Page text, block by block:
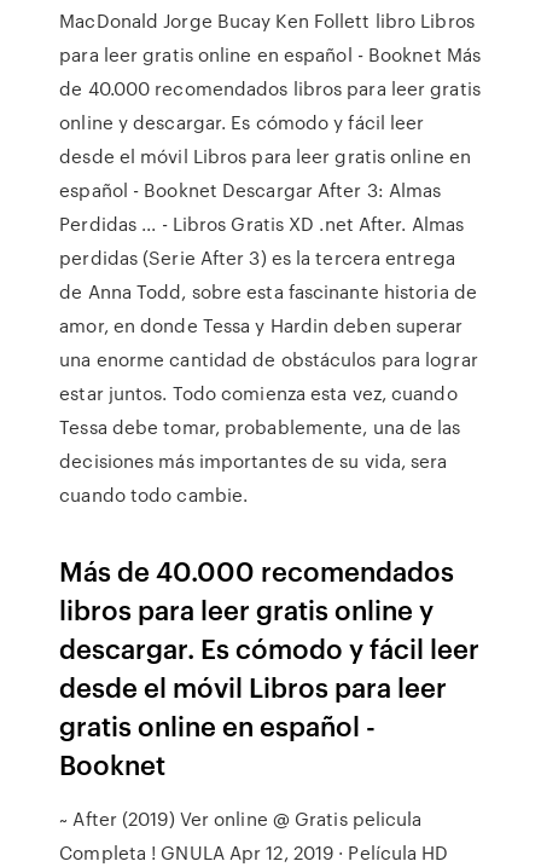
MacDonald Jorge Bucay Ken Follett libro Libros
para leer gratis online en español - Booknet Más
de 40.000 recomendados libros para leer gratis
online y descargar. Es cómodo y fácil leer
desde el móvil Libros para leer gratis online en
español - Booknet Descargar After 3: Almas
Perdidas ... - Libros Gratis XD .net After. Almas
perdidas (Serie After 3) es la tercera entrega
de Anna Todd, sobre esta fascinante historia de
amor, en donde Tessa y Hardin deben superar
una enorme cantidad de obstáculos para lograr
estar juntos. Todo comienza esta vez, cuando
Tessa debe tomar, probablemente, una de las
decisiones más importantes de su vida, sera
cuando todo cambie.
Más de 40.000 recomendados
libros para leer gratis online y
descargar. Es cómodo y fácil leer
desde el móvil Libros para leer
gratis online en español -
Booknet
~ After (2019) Ver online @ Gratis pelicula
Completa ! GNULA Apr 12, 2019 · Película HD